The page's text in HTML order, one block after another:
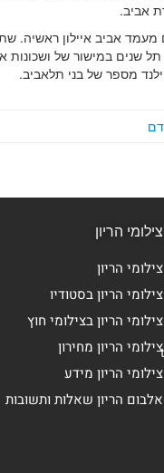
אביב.
מעמד אביב איילון ראשיה.
שנים במישור של ושכונות
מספר של בני תלאביב.
צילומי הריון
צילומי הריון
צילומי הריון בסטודיו
צילומי הריון בצילומי חוץ
צילומי הריון מחירון
צילומי הריון מידע
אלבום הריון שאלות ותשובות